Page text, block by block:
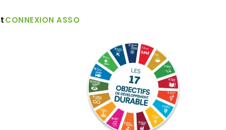
CONNEXION ASSO